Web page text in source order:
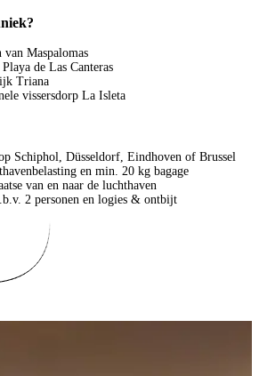
Maspalomas
de Las Canteras
Triana
vissersdorp La Isleta
Schiphol, Düsseldorf, Eindhoven of Brussel
en min. 20 kg bagage
van en naar de luchthaven
2 personen en logies & ontbijt